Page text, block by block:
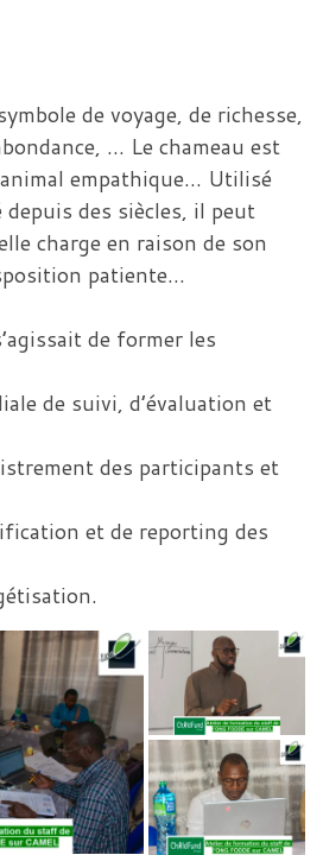
de voyage, de richesse,
… Le chameau est
empathique… Utilisé
depuis des siècles, il peut
charge en raison de son
patiente…
de former les
de suivi, d’évaluation et
des participants et
et de reporting des